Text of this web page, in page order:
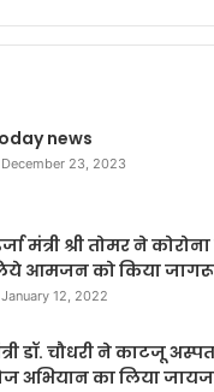
news
December 23, 2023
मंत्री श्री तोमर ने
आमजन को किया
January 12, 2022
डॉ. चौधरी ने काटजू
अभियान का लिया